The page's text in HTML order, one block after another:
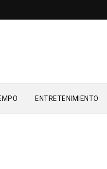
ENTRETENIMIENTO